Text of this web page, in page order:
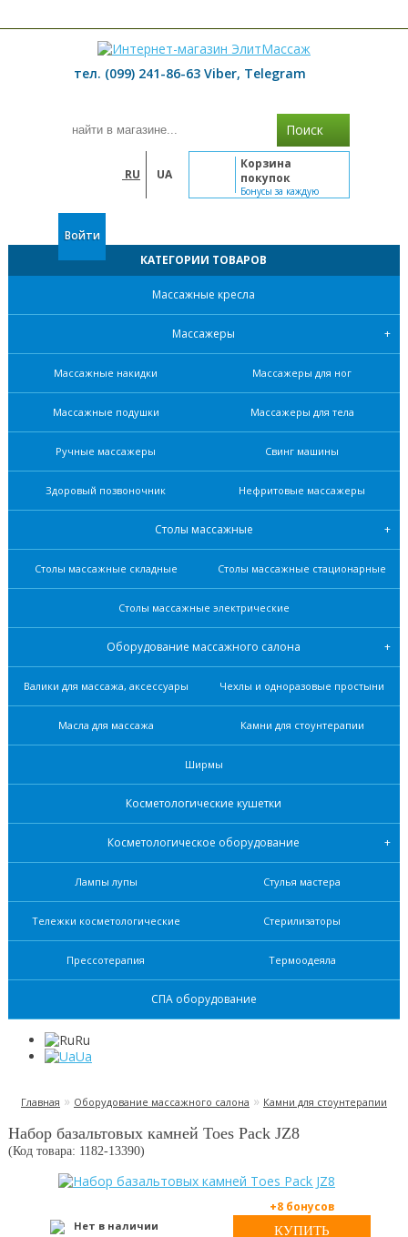
тел. (099) 241-86-63 Viber, Telegram
Поиск
RU UA
Корзина
покупок
Бонусы за каждую
покупку
Войти
КАТЕГОРИИ ТОВАРОВ
Массажные кресла
Массажеры
Массажные накидки Массажеры для ног
Массажные подушки Массажеры для тела
Ручные массажеры Свинг машины
Здоровый позвоночник Нефритовые масcажеры
Столы массажные
Столы массажные складные Столы массажные стационарные
Столы массажные электрические
Оборудование массажного салона
Валики для массажа, аксессуары Чехлы и одноразовые простыни
Масла для массажа Камни для стоунтерапии
Ширмы
Косметологические кушетки
Косметологическое оборудование
Лампы лупы Стулья мастера
Тележки косметологические Стерилизаторы
Прессотерапия Термоодеяла
СПА оборудование
Ru
Ua
Главная » Оборудование массажного салона » Камни для стоунтерапии
Набор базальтовых камней Toes Pack JZ8
(Код товара: 1182-13390)
Нет в наличии
+8 бонусов